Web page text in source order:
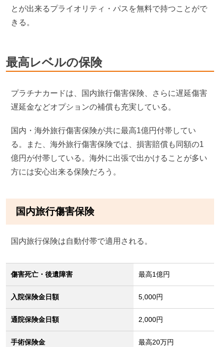
とが出来るプライオリティ・パスを無料で持つことがで
きる。
最高レベルの保険
プラチナカードは、国内旅行傷害保険、さらに遅延傷害
遅延金などオプションの補償も充実している。
国内・海外旅行傷害保険が共に最高1億円付帯してい
る。また、海外旅行傷害保険では、損害賠償も同額の1
億円が付帯している。海外に出張で出かけることが多い
方には安心出来る保険だろう。
国内旅行傷害保険
国内旅行保険は自動付帯で適用される。
傷害死亡・後遺障害 最高1億円
入院保険金日額 5,000円
通院保険金日額 2,000円
手術保険金 最高20万円